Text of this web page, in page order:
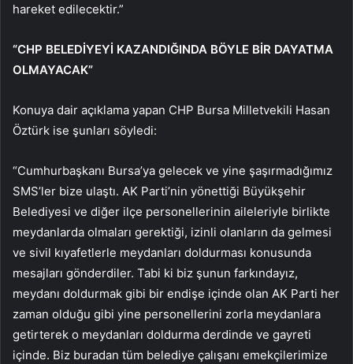
hareket edilecektir.”
“CHP BELEDİYEYİ KAZANDIĞINDA BÖYLE BİR DAYATMA
OLMAYACAK”
Konuya dair açıklama yapan CHP Bursa Milletvekili Hasan
Öztürk ise şunları söyledi:
“Cumhurbaşkanı Bursa’ya gelecek ve yine şaşırmadığımız
SMS’ler bize ulaştı. AK Parti’nin yönettiği Büyükşehir
Belediyesi ve diğer ilçe personellerinin aileleriyle birlikte
meydanlarda olmaları gerektiği, izinli olanların da gelmesi
ve sivil kıyafetlerle meydanları doldurması konusunda
mesajları gönderdiler. Tabi ki biz şunun farkındayız,
meydanı doldurmak gibi bir endişe içinde olan AK Parti her
zaman olduğu gibi yine personellerini zorla meydanlara
getirterek o meydanları doldurma derdinde ve gayreti
içinde. Biz buradan tüm belediye çalışanı emekçilerimize